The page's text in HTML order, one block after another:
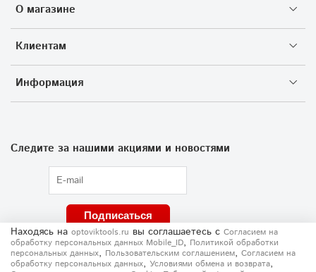
О магазине
Клиентам
Информация
Следите за нашими акциями и новостями
Подписаться
Находясь на optoviktools.ru вы соглашаетесь с Согласием на
обработку персональных данных Mobile_ID, Политикой обработки
персональных данных, Пользовательским соглашением, Согласием на
обработку персональных данных, Условиями обмена и возврата,